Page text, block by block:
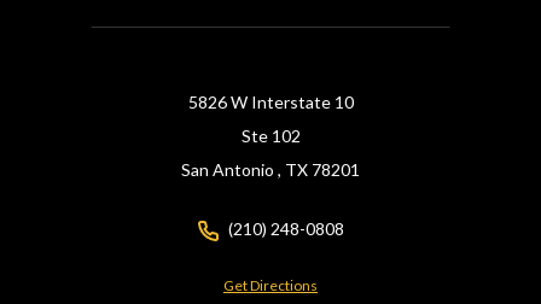
5826 W Interstate 10
Ste 102
San Antonio , TX 78201
(210) 248-0808
Get Directions